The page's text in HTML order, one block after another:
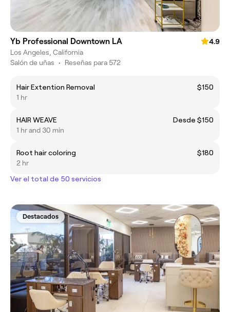
Yb Professional Downtown LA
4.9
Los Angeles, California
Salón de uñas • Reseñas para 572
Hair Extention Removal
$150
1 hr
HAIR WEAVE
Desde $150
1 hr and 30 min
Root hair coloring
$180
2 hr
Ver el total de 50 servicios
Destacados